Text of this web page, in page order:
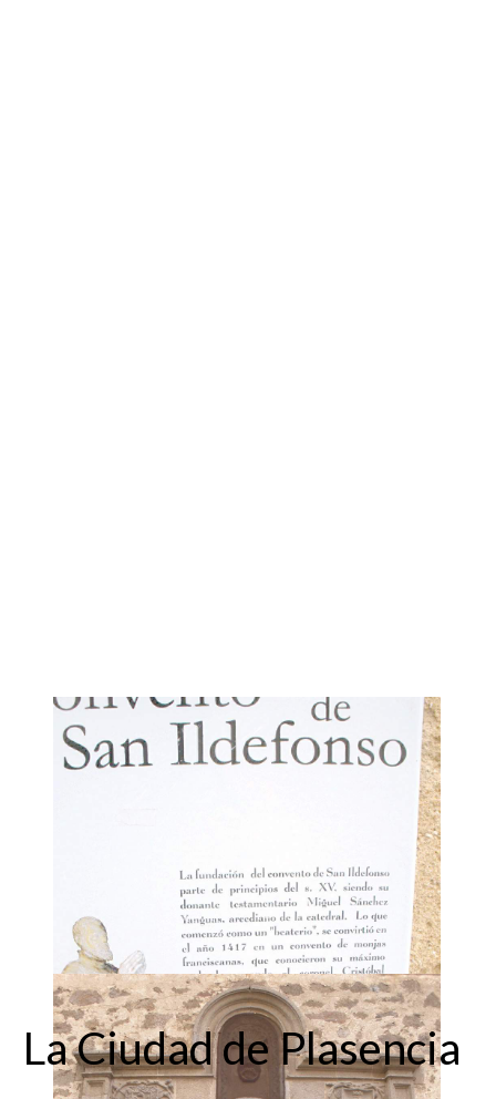
La Ciudad de Plasencia